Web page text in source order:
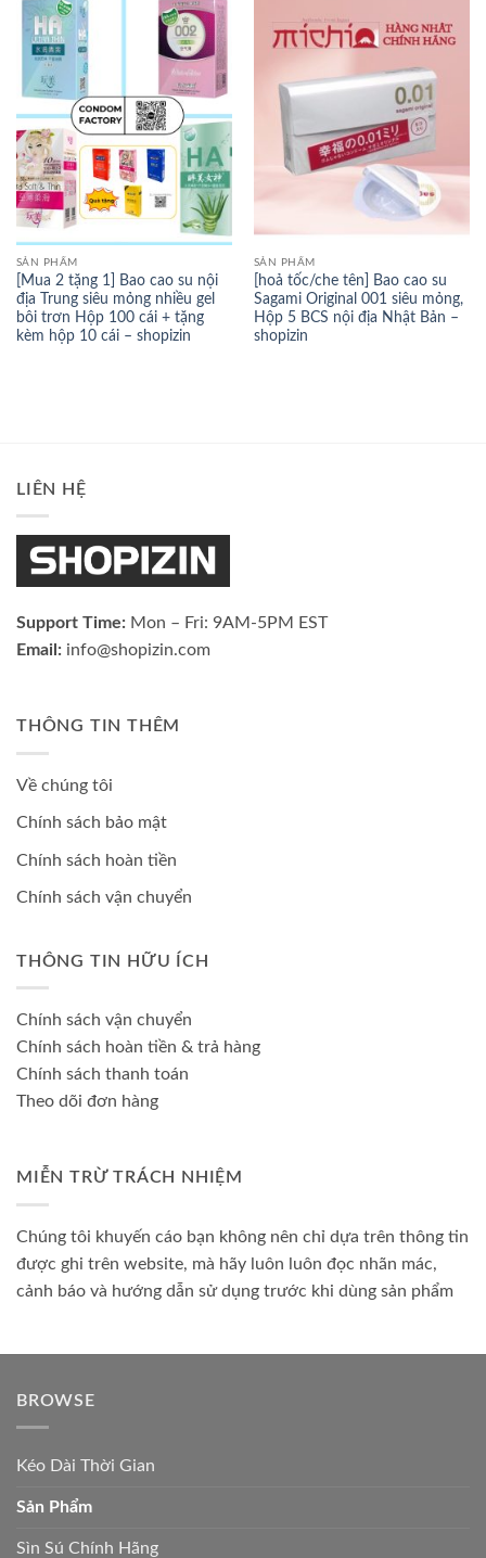
SẢN PHẨM
[Mua 2 tặng 1] Bao cao su nội
địa Trung siêu mỏng nhiều gel
bôi trơn Hộp 100 cái + tặng
kèm hộp 10 cái – shopizin
SẢN PHẨM
[hoả tốc/che tên] Bao cao su
Sagami Original 001 siêu mỏng,
Hộp 5 BCS nội địa Nhật Bản –
shopizin
LIÊN HỆ
Support Time: Mon – Fri: 9AM-5PM EST
Email: info@shopizin.com
THÔNG TIN THÊM
Về chúng tôi
Chính sách bảo mật
Chính sách hoàn tiền
Chính sách vận chuyển
THÔNG TIN HỮU ÍCH
Chính sách vận chuyển
Chính sách hoàn tiền & trả hàng
Chính sách thanh toán
Theo dõi đơn hàng
MIỄN TRỪ TRÁCH NHIỆM
Chúng tôi khuyến cáo bạn không nên chỉ dựa trên thông tin
được ghi trên website, mà hãy luôn luôn đọc nhãn mác,
cảnh báo và hướng dẫn sử dụng trước khi dùng sản phẩm
BROWSE
Kéo Dài Thời Gian
Sản Phẩm
Sìn Sú Chính Hãng